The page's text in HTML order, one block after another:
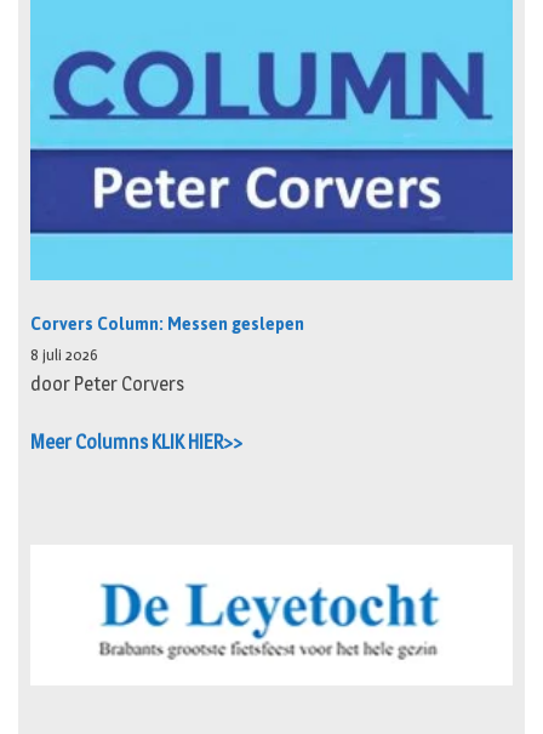
Corvers Column: Messen geslepen
8 juli 2026
door Peter Corvers
Meer Columns KLIK HIER>>